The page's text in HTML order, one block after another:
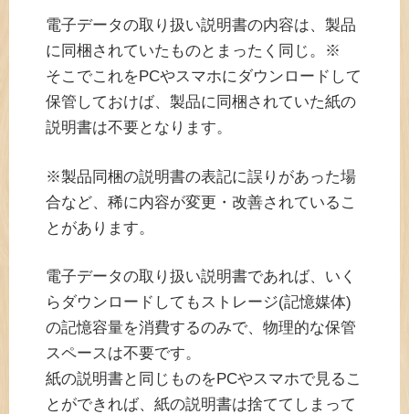
電子データの取り扱い説明書の内容は、製品
に同梱されていたものとまったく同じ。※
そこでこれをPCやスマホにダウンロードして
保管しておけば、製品に同梱されていた紙の
説明書は不要となります。
※製品同梱の説明書の表記に誤りがあった場
合など、稀に内容が変更・改善されているこ
とがあります。
電子データの取り扱い説明書であれば、いく
らダウンロードしてもストレージ(記憶媒体)
の記憶容量を消費するのみで、物理的な保管
スペースは不要です。
紙の説明書と同じものをPCやスマホで見るこ
とができれば、紙の説明書は捨ててしまって